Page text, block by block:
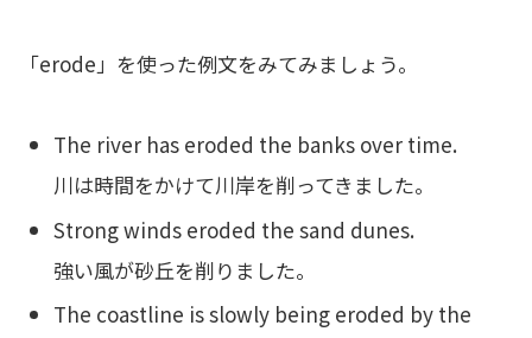
「erode」を使った例文をみてみましょう。
The river has eroded the banks over time.
川は時間をかけて川岸を削ってきました。
Strong winds eroded the sand dunes.
強い風が砂丘を削りました。
The coastline is slowly being eroded by the